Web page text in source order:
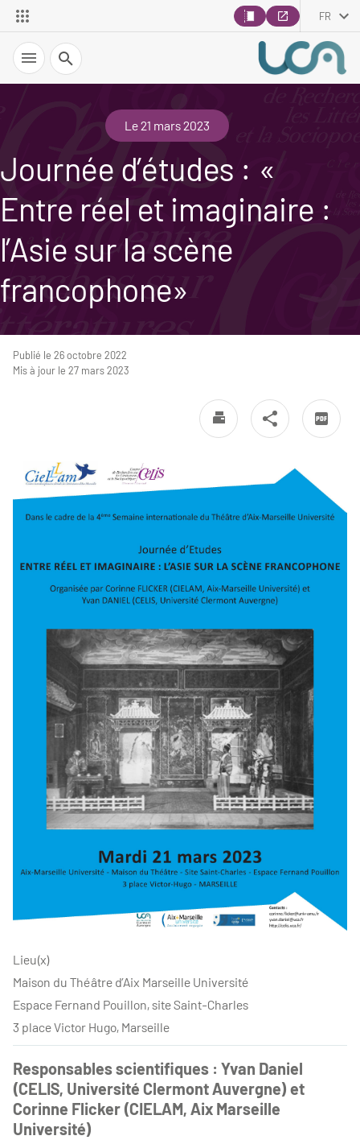
FR
Recherche
Le 21 mars 2023
Journée d’études : «
Entre réel et imaginaire :
l’Asie sur la scène
francophone»
Publié le 26 octobre 2022
Mis à jour le 27 mars 2023
Lieu(x)
Maison du Théâtre d’Aix Marseille Université
Espace Fernand Pouillon, site Saint-Charles
3 place Victor Hugo, Marseille
Responsables scientifiques : Yvan Daniel
(CELIS, Université Clermont Auvergne) et
Corinne Flicker (CIELAM, Aix Marseille
Université)